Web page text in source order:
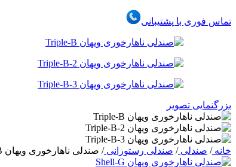
تماس فوری با پشتیبانی
بزرگنمایی تصویر
خانه/ صندلی/ صندلی رستورانی/ صندلی ناهارخوری ویهان Triple-B